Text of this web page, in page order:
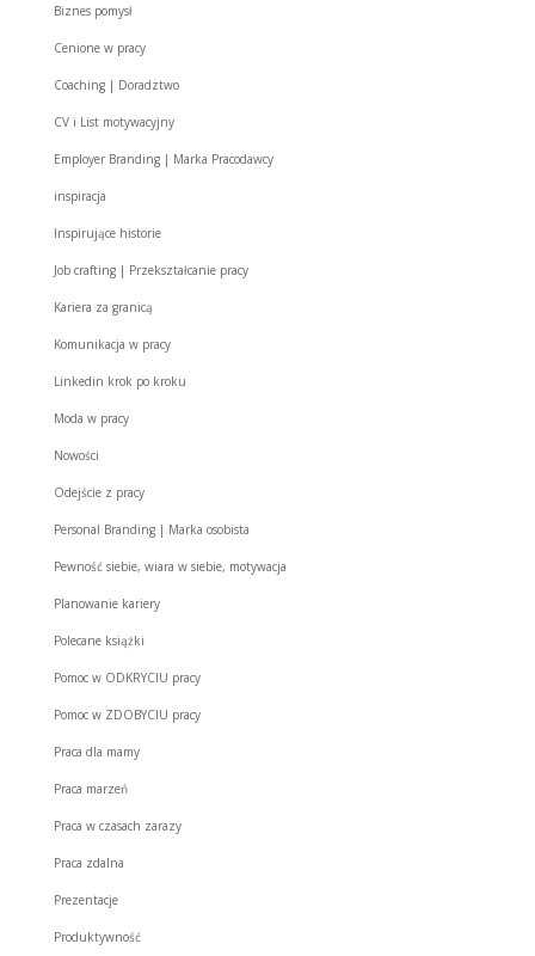
Biznes pomysł
Cenione w pracy
Coaching | Doradztwo
CV i List motywacyjny
Employer Branding | Marka Pracodawcy
inspiracja
Inspirujące historie
Job crafting | Przekształcanie pracy
Kariera za granicą
Komunikacja w pracy
Linkedin krok po kroku
Moda w pracy
Nowości
Odejście z pracy
Personal Branding | Marka osobista
Pewność siebie, wiara w siebie, motywacja
Planowanie kariery
Polecane książki
Pomoc w ODKRYCIU pracy
Pomoc w ZDOBYCIU pracy
Praca dla mamy
Praca marzeń
Praca w czasach zarazy
Praca zdalna
Prezentacje
Produktywność